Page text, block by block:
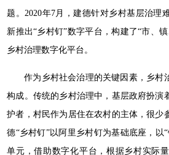
题。2020年7月，建德针对乡村基层治理
新推出“乡村钉”数字平台，构建了“市、
乡村治理数字化平台。
作为乡村社会治理的关键因素，乡村
构成。传统的乡村治理中，基层政府扮演
护者，村民作为居住在农村的主体，很少
德“乡村钉”以阿里乡村钉为基础底座，以
单元，借助数字化平台，根据乡村实际